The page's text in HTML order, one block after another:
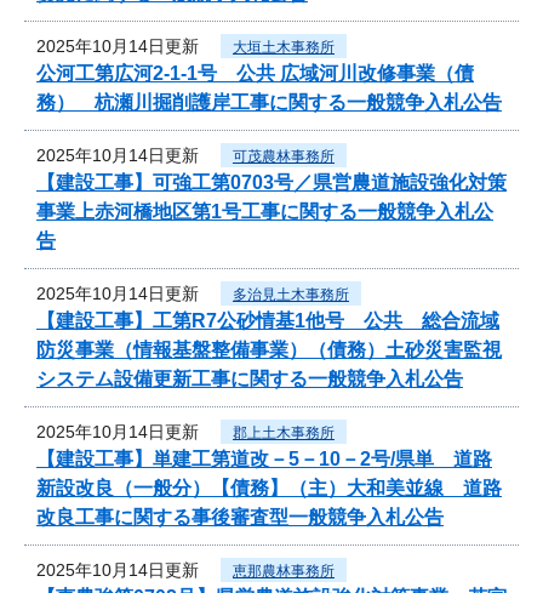
2025年10月14日更新 大垣土木事務所
公河工第広河2-1-1号 公共 広域河川改修事業（債
務） 杭瀬川掘削護岸工事に関する一般競争入札公告
2025年10月14日更新 可茂農林事務所
【建設工事】可強工第0703号／県営農道施設強化対策
事業上赤河橋地区第1号工事に関する一般競争入札公
告
2025年10月14日更新 多治見土木事務所
【建設工事】工第R7公砂情基1他号 公共 総合流域
防災事業（情報基盤整備事業）（債務）土砂災害監視
システム設備更新工事に関する一般競争入札公告
2025年10月14日更新 郡上土木事務所
【建設工事】単建工第道改－5－10－2号/県単 道路
新設改良（一般分）【債務】（主）大和美並線 道路
改良工事に関する事後審査型一般競争入札公告
2025年10月14日更新 恵那農林事務所